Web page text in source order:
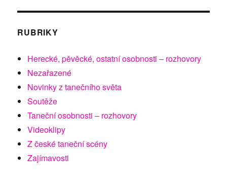
RUBRIKY
Herecké, pěvěcké, ostatní osobnosti – rozhovory
Nezařazené
Novinky z tanečního světa
Soutěže
Taneční osobnosti – rozhovory
Videoklipy
Z české taneční scény
Zajímavosti